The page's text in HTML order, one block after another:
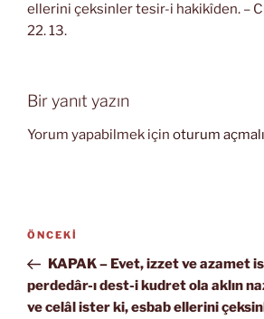
ellerini çeksinler tesir-i hakikîden. –
22. 13.
Bir yanıt yazın
Yorum yapabilmek için oturum
Yazı
Önceki
Yazı
ÖNCEKI
KAPAK – Evet, izzet ve azamet
perdedâr-ı dest-i kudret ola aklın
ve celâl ister ki, esbab ellerini